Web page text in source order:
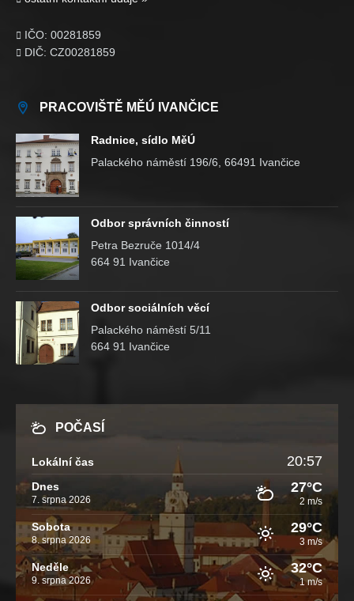
 IČO: 00281859
 DIČ: CZ00281859
PRACOVIŠTĚ MĚÚ IVANČICE
Radnice, sídlo MěÚ
Palackého náměstí 196/6, 66491 Ivančice
Odbor správních činností
Petra Bezruče 1014/4
664 91 Ivančice
Odbor sociálních věcí
Palackého náměstí 5/11
664 91 Ivančice
POČASÍ
Lokální čas 20:57
Dnes
7. srpna 2026
27°C
2 m/s
Sobota
8. srpna 2026
29°C
3 m/s
Neděle
9. srpna 2026
32°C
1 m/s